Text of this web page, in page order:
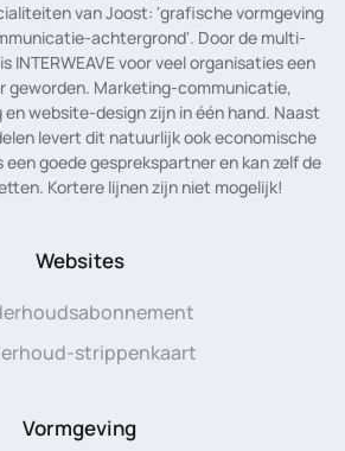
van Joost: 'grafische vormgeving
achtergrond'. Door de multi-
INTERWEAVE voor veel organisaties een
geworden. Marketing-communicatie,
website-design zijn in één hand. Naast
levert dit natuurlijk ook economische
goede gesprekspartner en kan zelf de
Kortere lijnen zijn niet mogelijk!
Websites
strippenkaart
Vormgeving